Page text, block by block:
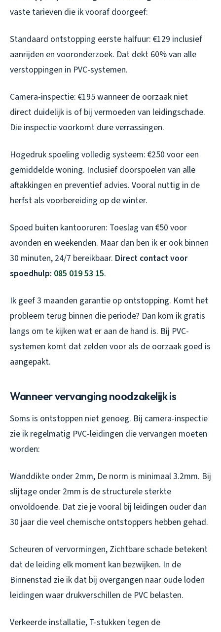
vaste tarieven die ik vooraf doorgeef:
Standaard ontstopping eerste halfuur: €129 inclusief
aanrijden en vooronderzoek. Dat dekt 60% van alle
verstoppingen in PVC-systemen.
Camera-inspectie: €195 wanneer de oorzaak niet
direct duidelijk is of bij vermoeden van leidingschade.
Die inspectie voorkomt dure verrassingen.
Hogedruk spoeling volledig systeem: €250 voor een
gemiddelde woning. Inclusief doorspoelen van alle
aftakkingen en preventief advies. Vooral nuttig in de
herfst als voorbereiding op de winter.
Spoed buiten kantooruren: Toeslag van €50 voor
avonden en weekenden. Maar dan ben ik er ook binnen
30 minuten, 24/7 bereikbaar. Direct contact voor
spoedhulp: 085 019 53 15.
Ik geef 3 maanden garantie op ontstopping. Komt het
probleem terug binnen die periode? Dan kom ik gratis
langs om te kijken wat er aan de hand is. Bij PVC-
systemen komt dat zelden voor als de oorzaak goed is
aangepakt.
Wanneer vervanging noodzakelijk is
Soms is ontstoppen niet genoeg. Bij camera-inspectie
zie ik regelmatig PVC-leidingen die vervangen moeten
worden:
Wanddikte onder 2mm, De norm is minimaal 3.2mm. Bij
slijtage onder 2mm is de structurele sterkte
onvoldoende. Dat zie je vooral bij leidingen ouder dan
30 jaar die veel chemische ontstoppers hebben gehad.
Scheuren of vervormingen, Zichtbare schade betekent
dat de leiding elk moment kan bezwijken. In de
Binnenstad zie ik dat bij overgangen naar oude loden
leidingen waar drukverschillen de PVC belasten.
Verkeerde installatie, T-stukken tegen de